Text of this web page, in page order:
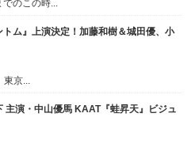
のこの時...
トム』上演決定！加藤和樹＆城田優、小
京...
主演・中山優馬 KAAT『蛙昇天』ビジュ